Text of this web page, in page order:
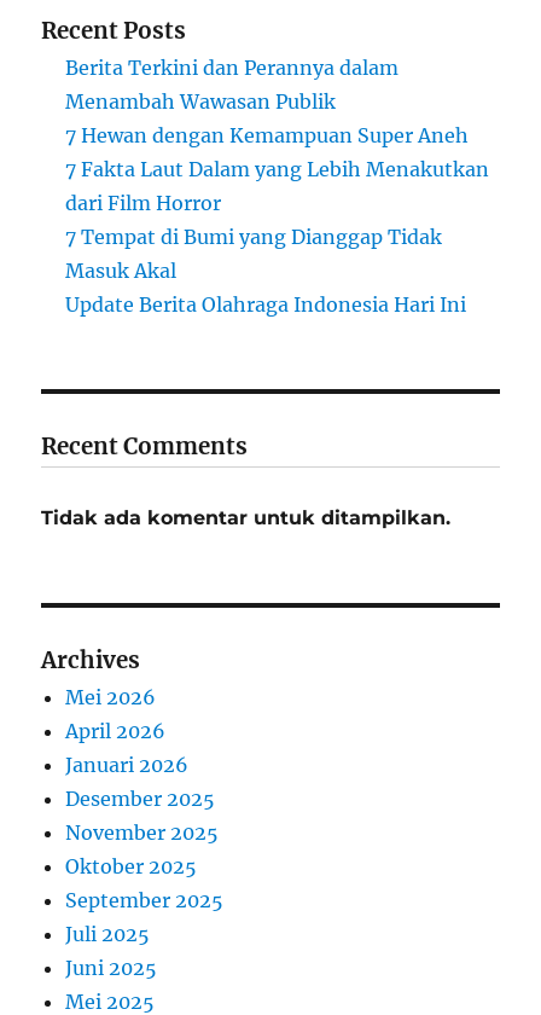
Recent Posts
Berita Terkini dan Perannya dalam
Menambah Wawasan Publik
7 Hewan dengan Kemampuan Super Aneh
7 Fakta Laut Dalam yang Lebih Menakutkan
dari Film Horror
7 Tempat di Bumi yang Dianggap Tidak
Masuk Akal
Update Berita Olahraga Indonesia Hari Ini
Recent Comments
Tidak ada komentar untuk ditampilkan.
Archives
Mei 2026
April 2026
Januari 2026
Desember 2025
November 2025
Oktober 2025
September 2025
Juli 2025
Juni 2025
Mei 2025